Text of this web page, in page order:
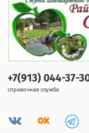
+7(913) 044-37-
справочная служба